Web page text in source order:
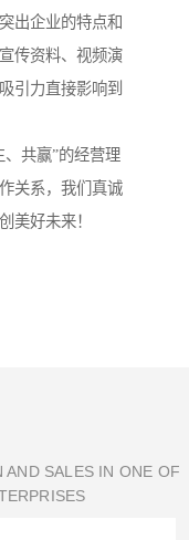
出企业的特点和
传资料、视频演
引力直接影响到
共赢”的经营理
关系，我们真诚
美好未来！
AND SALES IN ONE OF